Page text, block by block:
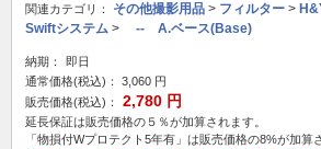
関連カテゴリ： その他撮影用品 > フィルター >
Swiftシステム > -- A.ベース(Base)
納期：
即日
通常価格(税込)：
3,060 円
販売価格(税込)：
2,780 円
延長保証は販売価格の５％が加算されます。
「物損付Wプロテクト5年有」は販売価格の8%が加算